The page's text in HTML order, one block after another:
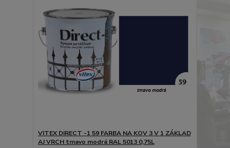
VITEX DIRECT -1 59 FARBA NA KOV 3 V 1 ZÁKLAD
AJ VRCH tmavo modrá RAL 5013 0,75L